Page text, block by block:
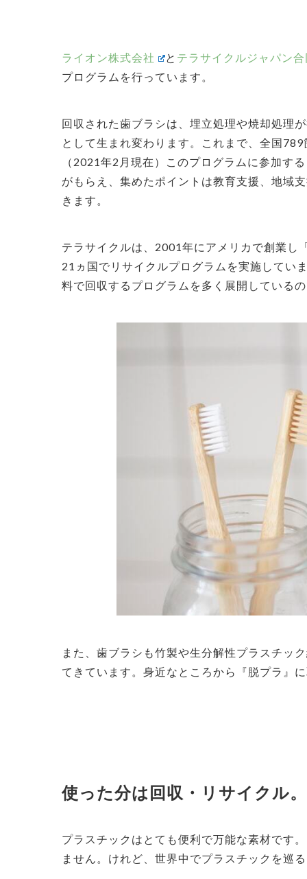
ライオン株式会社 と テラサイクルジャパン
プログラムを行っています。
回収された歯ブラシは、埋立処理や焼却処理
として生まれ変わります。
これまで、全国
（2021年2月現在）
このプログラムに参加す
がもらえ、集めたポイントは教育支援、地域
きます。
テラサイクルは、2001年にアメリカで創業し
21ヵ国でリサイクルプログラムを実施してい
料で回収するプログラムを多く展開している
また、歯ブラシも竹製や生分解性プラスチッ
てきています。身近なところから『脱プラ』
使った分は回収・リサイクル
プラスチックはとても便利で万能な素材です
ません。 けれど、世界中でプラスチックを巡